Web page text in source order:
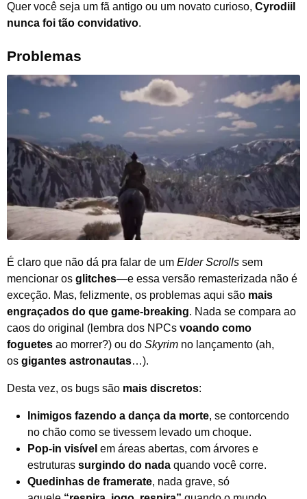
Quer você seja um fã antigo ou um novato curioso, Cyrodiil
nunca foi tão convidativo.
Problemas
É claro que não dá pra falar de um Elder Scrolls sem
mencionar os glitches—e essa versão remasterizada não é
exceção. Mas, felizmente, os problemas aqui são mais
engraçados do que game-breaking. Nada se compara ao
caos do original (lembra dos NPCs voando como
foguetes ao morrer?) ou do Skyrim no lançamento (ah,
os gigantes astronautas…).
Desta vez, os bugs são mais discretos:
Inimigos fazendo a dança da morte, se contorcendo
no chão como se tivessem levado um choque.
Pop-in visível em áreas abertas, com árvores e
estruturas surgindo do nada quando você corre.
Quedinhas de framerate, nada grave, só